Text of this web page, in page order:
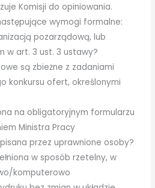
Komisji do opiniowania.
wymogi formalne:
pozarządową, lub
w art. 3 ust. 3 ustawy?
są zbieżne z zadaniami
konkursu ofert, określonymi
na obligatoryjnym formularzu
Ministra Pracy
przez uprawnione osoby?
w sposób rzetelny, w
komputerowo